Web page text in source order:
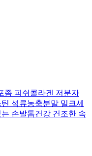
좀 피쉬콜라겐 저분자
석류농축분말 밀크세
손발톱건강 건조한 속